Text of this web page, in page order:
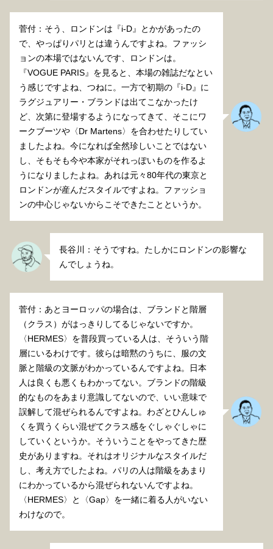
菅付：そう、ロンドンは『i-D』とかがあったの
で、やっぱりパリとは違うんですよね。ファッシ
ョンの本場ではないんです、ロンドンは。
『VOGUE PARIS』を見ると、本場の雑誌だなとい
う感じですよね、つねに。一方で初期の『i-D』に
ラグジュアリー・ブランドは出てこなかったけ
ど、次第に登場するようになってきて、そこにワ
ークブーツや〈Dr Martens〉を合わせたりしてい
ましたよね。今になれば全然珍しいことではない
し、そもそも今や本家がそれっぽいものを作るよ
うになりましたよね。あれは元々80年代の東京と
ロンドンが産んだスタイルですよね。ファッショ
ンの中心じゃないからこそできたことというか。
長谷川：そうですね。たしかにロンドンの影響な
んでしょうね。
菅付：あとヨーロッパの場合は、ブランドと階層
（クラス）がはっきりしてるじゃないですか。
〈HERMES〉を普段買っている人は、そういう階
層にいるわけです。彼らは暗黙のうちに、服の文
脈と階級の文脈がわかっているんですよね。日本
人は良くも悪くもわかってない。ブランドの階級
的なものをあまり意識してないので、いい意味で
誤解して混ぜられるんですよね。わざとひんしゅ
くを買うくらい混ぜてクラス感をぐしゃぐしゃに
していくというか。そういうことをやってきた歴
史がありますね。それはオリジナルなスタイルだ
し、考え方でしたよね。パリの人は階級をあまり
にわかっているから混ぜられないんですよね。
〈HERMES〉と〈Gap〉を一緒に着る人がいない
わけなので。